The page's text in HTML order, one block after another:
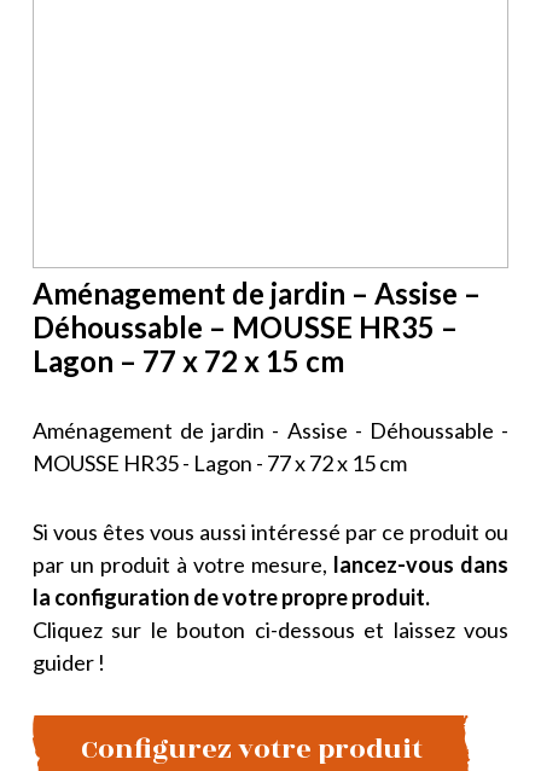
Aménagement de jardin – Assise –
Déhoussable – MOUSSE HR35 –
Lagon – 77 x 72 x 15 cm
Aménagement de jardin - Assise - Déhoussable -
MOUSSE HR35 - Lagon - 77 x 72 x 15 cm
Si vous êtes vous aussi intéressé par ce produit ou
par un produit à votre mesure, lancez-vous dans
la configuration de votre propre produit.
Cliquez sur le bouton ci-dessous et laissez vous
guider !
Configurez votre produit